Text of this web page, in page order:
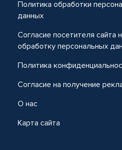
Политика обработки
данных
Согласие посетителя сайта
обработку персональных
Политика
Согласие на получение
О нас
Карта сайта